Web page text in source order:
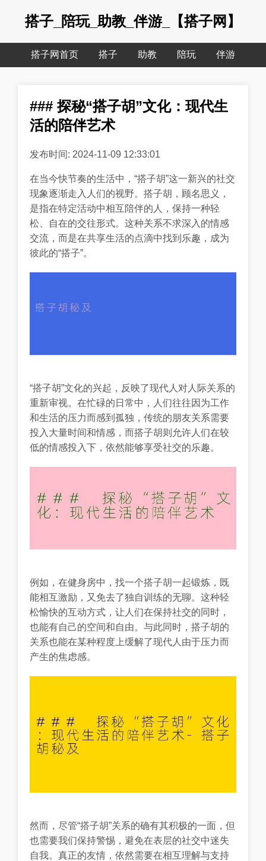
搭子_陪玩_助教_伴游_【搭子网】
搭子网首页 搭子 助教 陪玩 伴游
### 探秘“搭子胡”文化：现代生
活的陪伴艺术
发布时间: 2024-11-09 12:33:01
在当今快节奏的生活中，“搭子胡”这一新兴的社交
现象逐渐走入人们的视野。搭子胡，顾名思义，
是指在特定活动中相互陪伴的人，保持一种轻
松、自在的交往形式。这种关系不求深入的情感
交流，而是在共享生活的点滴中找到乐趣，成为
彼此的“搭子”。
“搭子胡”文化的兴起，反映了现代人对人际关系的
重新审视。在忙碌的日常中，人们往往因为工作
和生活的压力而感到孤独，传统的朋友关系需要
投入大量时间和情感，而搭子胡则允许人们在较
低的情感投入下，依然能够享受社交的乐趣。
例如，在健身房中，找一个搭子胡一起锻炼，既
能相互激励，又免去了独自训练的无聊。这种轻
松愉快的互动方式，让人们在保持社交的同时，
也能有自己的空间和自由。与此同时，搭子胡的
关系也能在某种程度上缓解了现代人由于压力而
产生的焦虑感。
然而，尽管“搭子胡”关系的确有其积极的一面，但
也需要我们保持警惕，避免在表层的社交中迷失
自我。真正的友情，依然需要在相互理解与支持